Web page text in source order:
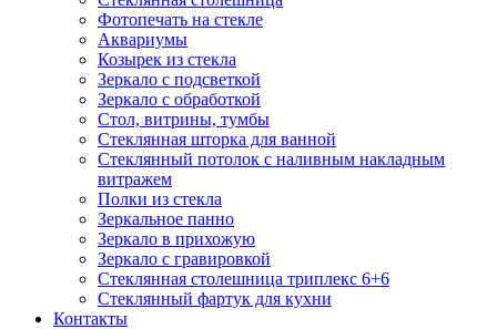
Фотопечать на стекле
Аквариумы
Козырек из стекла
Зеркало с подсветкой
Зеркало с обработкой
Стол, витрины, тумбы
Стеклянная шторка для ванной
Стеклянный потолок с наливным накладным
витражем
Полки из стекла
Зеркальное панно
Зеркало в прихожую
Зеркало с гравировкой
Стеклянная столешница триплекс 6+6
Стеклянный фартук для кухни
Контакты